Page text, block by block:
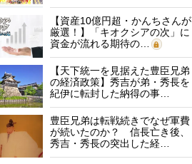
【資産10億円超・かんちさんが
厳選！】「キオクシアの次」に
資金が流れる期待の…
【天下統一を見据えた豊臣兄弟
の経済政策】秀吉が弟・秀長を
紀伊に転封した納得の事…
豊臣兄弟は転戦続きでなぜ軍費
が続いたのか？ 信長亡き後、
秀吉・秀長の突出した経…